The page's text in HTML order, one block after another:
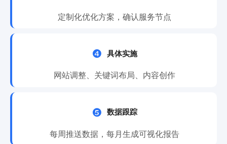
定制化优化方案，确认服务节点
 具体实施
网站调整、关键词布局、内容创作
 数据跟踪
每周推送数据，每月生成可视化报告